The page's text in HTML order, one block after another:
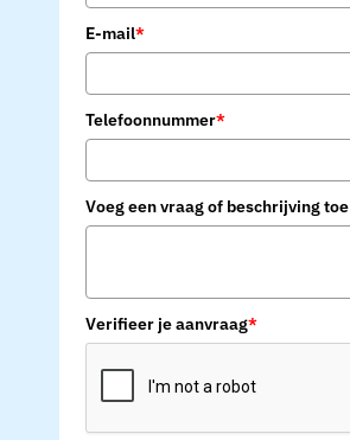
E-mail*
Telefoonnummer*
Voeg een vraag of beschrijving toe
Verifieer je aanvraag*